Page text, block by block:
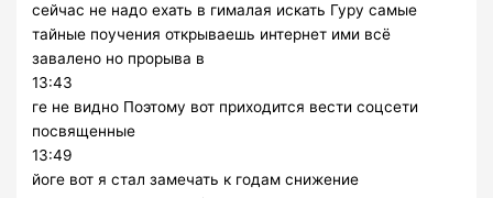
сейчас не надо ехать в гималая искать Гуру самые
тайные поучения открываешь интернет ими всё
завалено но прорыва в
13:43
ге не видно Поэтому вот приходится вести соцсети
посвященные
13:49
йоге вот я стал замечать к годам снижение